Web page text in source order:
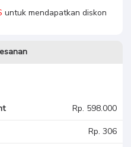
untuk mendapatkan diskon
Rp. 598.000
Rp. 306